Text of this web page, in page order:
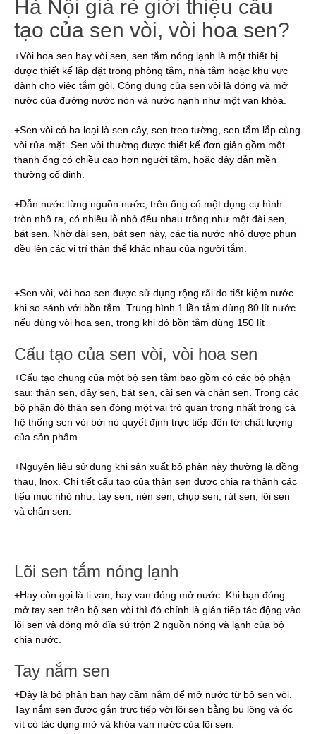
Hà Nội giá rẻ giới thiệu cấu
tạo của sen vòi, vòi hoa sen?
+Vòi hoa sen hay vòi sen, sen tắm nóng lạnh là một thiết bị
được thiết kế lắp đặt trong phòng tắm, nhà tắm hoặc khu vực
dành cho việc tắm gội. Công dụng của sen vòi là đóng và mở
nước của đường nước nón và nước nạnh như một van khóa.
+Sen vòi có ba loại là sen cây, sen treo tường, sen tắm lắp cùng
vòi rửa mặt. Sen vòi thường được thiết kế đơn giản gồm một
thanh ống có chiều cao hơn người tắm, hoặc dây dẫn mền
thường cố định.
+Dẫn nước từng nguồn nước, trên ống có một dụng cụ hình
tròn nhô ra, có nhiều lỗ nhỏ đều nhau trông như một đài sen,
bát sen. Nhờ đài sen, bát sen này, các tia nước nhỏ được phun
đều lên các vị trí thân thể khác nhau của người tắm.
+Sen vòi, vòi hoa sen được sử dụng rộng rãi do tiết kiệm nước
khi so sánh với bồn tắm. Trung bình 1 lần tắm dùng 80 lít nước
nếu dùng vòi hoa sen, trong khi đó bồn tắm dùng 150 lít
Cấu tạo của sen vòi, vòi hoa sen
+Cấu tạo chung của một bộ sen tắm bao gồm có các bộ phận
sau: thân sen, dây sen, bát sen, cài sen và chân sen. Trong các
bộ phận đó thân sen đóng một vai trò quan trọng nhất trong cả
hệ thống sen vòi bởi nó quyết định trực tiếp đến tới chất lượng
của sản phẩm.
+Nguyên liệu sử dụng khi sản xuất bộ phận này thường là đồng
thau, lnox. Chi tiết cấu tạo của thân sen được chia ra thành các
tiểu mục nhỏ như: tay sen, nén sen, chụp sen, rút sen, lõi sen
và chân sen.
Lõi sen tắm nóng lạnh
+Hay còn gọi là ti van, hay van đóng mở nước. Khi bạn đóng
mở tay sen trên bộ sen vòi thì đó chính là gián tiếp tác động vào
lõi sen và đóng mở đĩa sứ trộn 2 nguồn nóng và lạnh của bộ
chia nước.
Tay nắm sen
+Đây là bộ phận bạn hay cầm nắm để mở nước từ bộ sen vòi.
Tay nắm sen được gắn trực tiếp với lõi sen bằng bu lông và ốc
vít có tác dụng mở và khóa van nước của lõi sen.